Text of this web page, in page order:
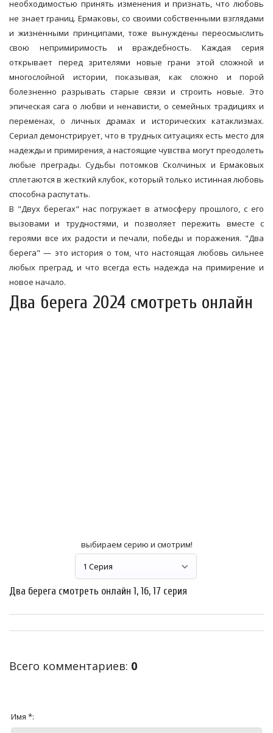
необходимостью принять изменения и признать, что любовь
не знает границ. Ермаковы, со своими собственными взглядами
и жизненными принципами, тоже вынуждены переосмыслить
свою непримиримость и враждебность. Каждая серия
открывает перед зрителями новые грани этой сложной и
многослойной истории, показывая, как сложно и порой
болезненно разрывать старые связи и строить новые. Это
эпическая сага о любви и ненависти, о семейных традициях и
переменах, о личных драмах и исторических катаклизмах.
Сериал демонстрирует, что в трудных ситуациях есть место для
надежды и примирения, а настоящие чувства могут преодолеть
любые преграды. Судьбы потомков Сколчиных и Ермаковых
сплетаются в жесткий клубок, который только истинная любовь
способна распутать.
В "Двух берегах" нас погружает в атмосферу прошлого, с его
вызовами и трудностями, и позволяет пережить вместе с
героями все их радости и печали, победы и поражения. "Два
берега" — это история о том, что настоящая любовь сильнее
любых преград, и что всегда есть надежда на примирение и
новое начало.
Два берега 2024 смотреть онлайн
выбираем серию и смотрим!
Два берега смотреть онлайн 1, 16, 17 серия
Всего комментариев: 0
Имя *: